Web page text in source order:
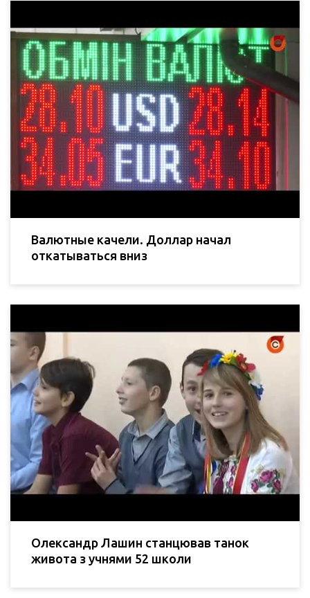
Валютные качели. Доллар начал
откатываться вниз
Олександр Лашин станцював танок
живота з учнями 52 школи